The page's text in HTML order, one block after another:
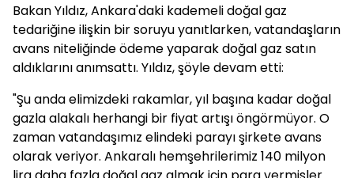
Bakan Yıldız, Ankara'daki kademeli doğal gaz
tedariğine ilişkin bir soruyu yanıtlarken, vatandaşların
avans niteliğinde ödeme yaparak doğal gaz satın
aldıklarını anımsattı. Yıldız, şöyle devam etti:
"Şu anda elimizdeki rakamlar, yıl başına kadar doğal
gazla alakalı herhangi bir fiyat artışı öngörmüyor. O
zaman vatandaşımız elindeki parayı şirkete avans
olarak veriyor. Ankaralı hemşehrilerimiz 140 milyon